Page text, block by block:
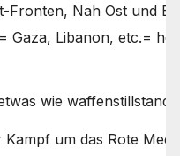
Fronten, Nah Ost und
Gaza, Libanon, etc.=
wie waffenstillstand
Kampf um das Rote